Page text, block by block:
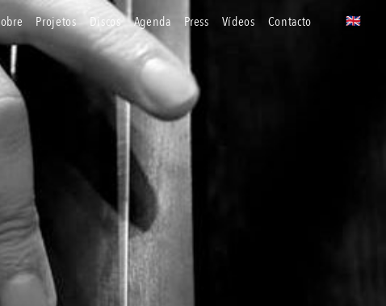
sobre projetos discos agenda press vídeos contacto 🇬🇧
uk